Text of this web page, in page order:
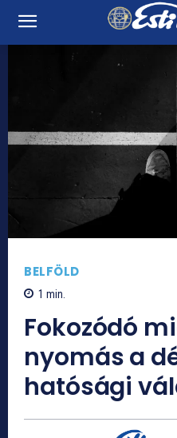
BELFÖLD
1 min.
Fokozódó
nyomás a
hatósági